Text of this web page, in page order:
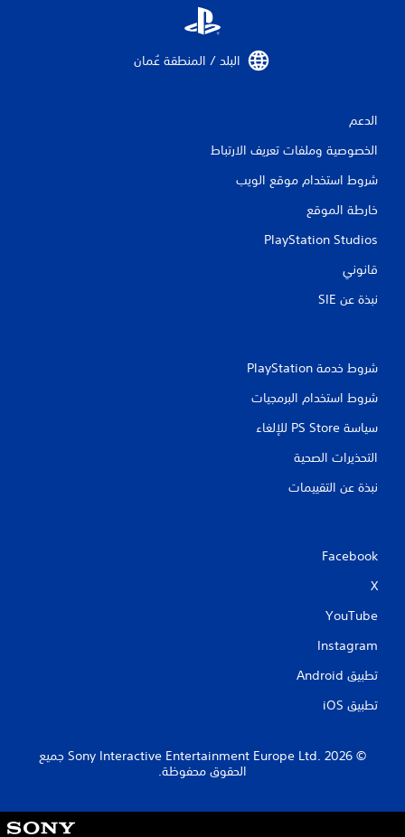
البلد / المنطقة عُمان‏
الدعم
الخصوصية وملفات تعريف الارتباط
شروط استخدام موقع الويب
خارطة الموقع
PlayStation Studios
قانوني
نبذة عن SIE‏
شروط خدمة PlayStation‏
شروط استخدام البرمجيات
سياسة PS Store للإلغاء
التحذيرات الصحية
نبذة عن التقييمات
Facebook
X
YouTube
Instagram
تطبيق Android‏
تطبيق iOS‏
‏© 2026 Sony Interactive Entertainment Europe Ltd.‎ جميع
الحقوق محفوظة.